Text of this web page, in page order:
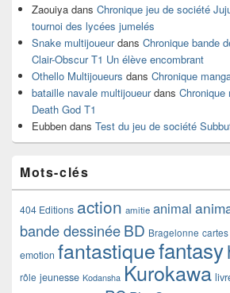
Zaouiya dans Chronique jeu de société
tournoi des lycées jumelés
Snake multijoueurdans Chronique bande
Clair-Obscur T1 Un élève encombrant
Othello Multijoueurs dans Chronique
bataille navale multijoueurdans Chronique
Death God T1
Eubben dans Test du jeu de société
Mots-clés
404 Editions action amitie animal
bande dessinéeBD Bragelonne cartes
emotion fantastiquefantasy
rôle jeunesse Kodansha Kurokawa